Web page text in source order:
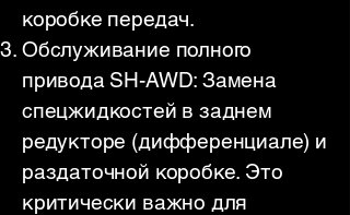
коробке передач.
Обслуживание полного
привода SH-AWD: Замена
спецжидкостей в заднем
редукторе (дифференциале) и
раздаточной коробке. Это
критически важно для